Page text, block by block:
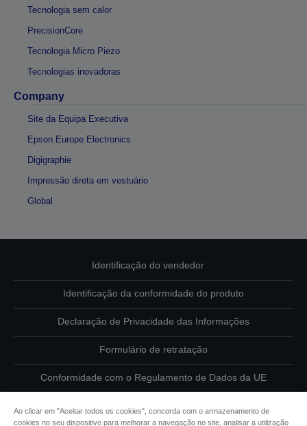
Tecnologia sem calor
PrecisionCore
Tecnologia Micro Piezo
Tecnologias inovadoras
Company
Site da Equipa Executiva
Epson Europe Electronics
Digigraphie
Impressão direta em vestuário
Global
Identificação do vendedor
Identificação da conformidade do produto
Declaração de Privacidade das Informações
Formulário de retratação
Conformidade com o Regulamento de Dados da UE
Contacte-nos sobre os seus dados
Ao clicar em "Aceitar todos os cookies", concorda com o armazenamento de
cookies no seu dispositivo para melhorar a navegação no site, analisar a utilização